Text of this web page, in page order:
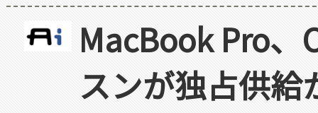
MacBook Pro
スンが独占供給